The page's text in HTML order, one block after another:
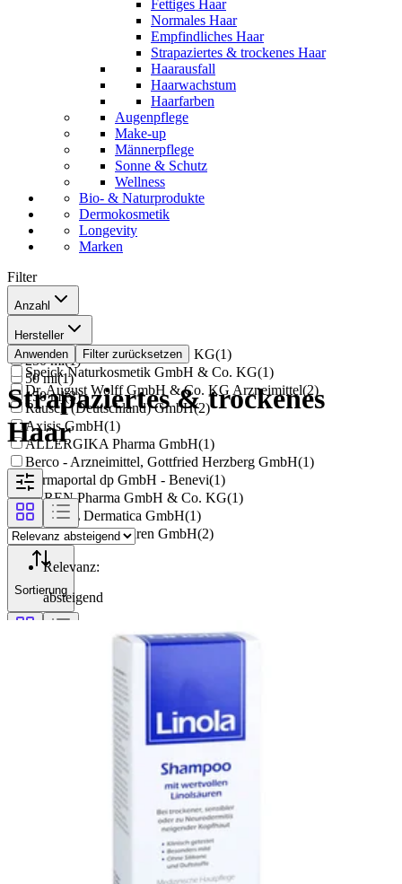
Fettiges Haar
Normales Haar
Empfindliches Haar
Strapaziertes & trockenes Haar
Haarausfall
Haarwachstum
Haarfarben
Augenpflege
Make-up
Männerpflege
Sonne & Schutz
Wellness
Bio- & Naturprodukte
Dermokosmetik
Longevity
Marken
Filter
Anzahl
(8 )
45 g(1)
250 ml(1)
50 ml(1)
150 ml(3)
Hersteller
Dr. Kurt Wolff GmbH & Co. KG(1)
Speick Naturkosmetik GmbH & Co. KG(1)
Dr. August Wolff GmbH & Co. KG Arzneimittel(2)
Rausch (Deutschland) GmbH(2)
Axisis GmbH(1)
ALLERGIKA Pharma GmbH(1)
Berco - Arzneimittel, Gottfried Herzberg GmbH(1)
Dermaportal dp GmbH - Benevi(1)
PUREN Pharma GmbH & Co. KG(1)
PREVAL Dermatica GmbH(1)
Dr. Theiss Naturwaren GmbH(2)
Anwenden Filter zurücksetzen
Strapaziertes & trockenes
Haar
Sortierung
Relevanz:
absteigend